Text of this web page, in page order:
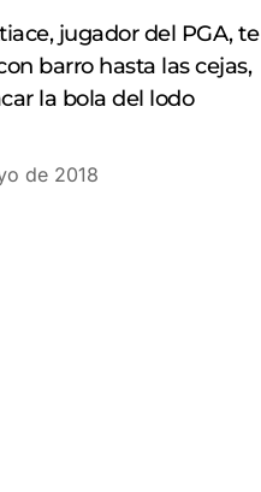
jugador del PGA, te
barro hasta las cejas,
la bola del lodo
de 2018